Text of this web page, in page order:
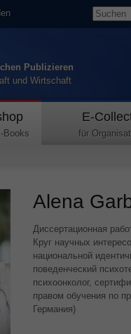
Publizieren
und Wirtschaft
Books
E-
für
Alena
Диссертационная
Круг научных
национальной
поведенческий
психоонколог,
правом обучения по
Германия)